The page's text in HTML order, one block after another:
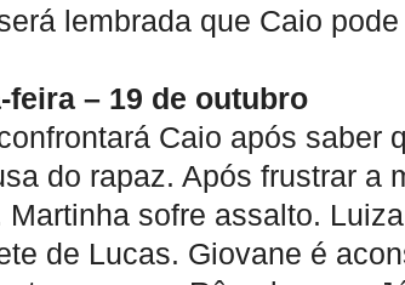
lembrada que Caio
feira – 19 de outubro
Caio após saber
do rapaz. Após frustrar a
Martinha sofre assalto.
de Lucas. Giovane é